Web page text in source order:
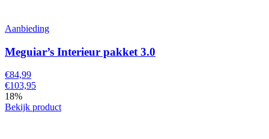
Aanbieding
Meguiar’s Interieur pakket 3.0
€84,99
€103,95
18%
Bekijk product